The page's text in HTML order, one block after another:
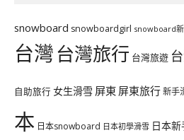
snowboard snowboardgirl snowboard
台灣台灣旅行 台灣旅遊
自助旅行 女生滑雪 屏東 屏東旅行新手
本 日本snowboard 日本初學滑雪 日本